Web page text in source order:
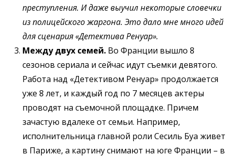
преступления. И даже выучил некоторые словечки
из полицейского жаргона. Это дало мне много идей
для сценария «Детектива Ренуар».
Между двух семей. Во Франции вышло 8
сезонов сериала и сейчас идут съемки девятого.
Работа над «Детективом Ренуар» продолжается
уже 8 лет, и каждый год по 7 месяцев актеры
проводят на съемочной площадке. Причем
зачастую вдалеке от семьи. Например,
исполнительница главной роли Сесиль Буа живет
в Париже, а картину снимают на юге Франции – в